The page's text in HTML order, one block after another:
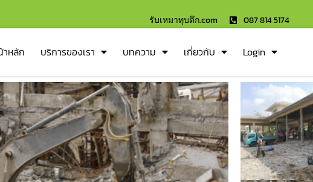
รับเหมาทุบตึก.com 087 814 5174
าหลัก บริการของเรา บทความ เกี่ยวกับ Login